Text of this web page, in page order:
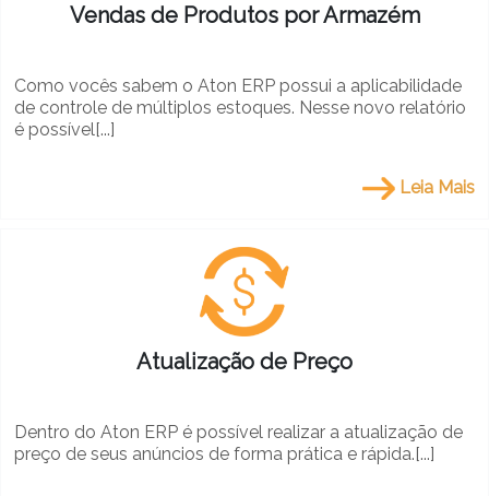
Vendas de Produtos por Armazém
Como vocês sabem o Aton ERP possui a aplicabilidade
de controle de múltiplos estoques. Nesse novo relatório
é possível[...]
Leia Mais
Atualização de Preço
Dentro do Aton ERP é possível realizar a atualização de
preço de seus anúncios de forma prática e rápida.[...]